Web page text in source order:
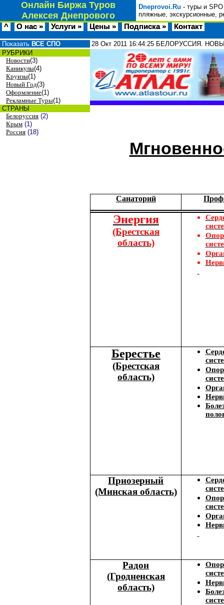
Онлайн Биржа Туров
Алексея Днепрового
Dneprovoi.Ru - туры и SPO
пляжные, экскурсионные,
^ О нас » Услуги » Цены » Подписка » Контакт
Показать ВСЕ СПО
РУБРИКИ
Новости(3)
Каникулы(4)
Круизы(1)
Новый Год(3)
Оформление(1)
Рекламные Туры(1)
СТРАНЫ
Белоруссия (2)
Крым (1)
Россия (18)
28 Окт 2011 16:44:25 БЕЛОРУССИЯ. НОВЫЙ
Санаторий
Энергия
(Брестская
область)
Берестье
(Брестская
область)
Приозерный
(Минская область)
Радон
(Гродненская
область)